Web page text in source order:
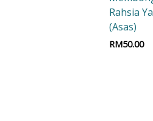
Rahsia
(Asas)
RM50.00